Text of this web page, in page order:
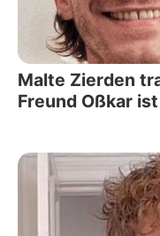
Malte Zierden
Freund Oßkar